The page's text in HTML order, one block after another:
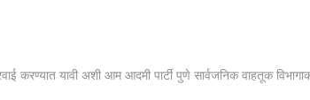
करण्यात यावी अशी आम आदमी पार्टी पुणे सार्वजनिक वाहतूक